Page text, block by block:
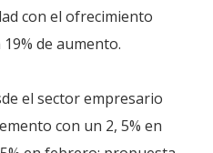
con el ofrecimiento
de aumento.
el sector empresario
con un 2, 5% en